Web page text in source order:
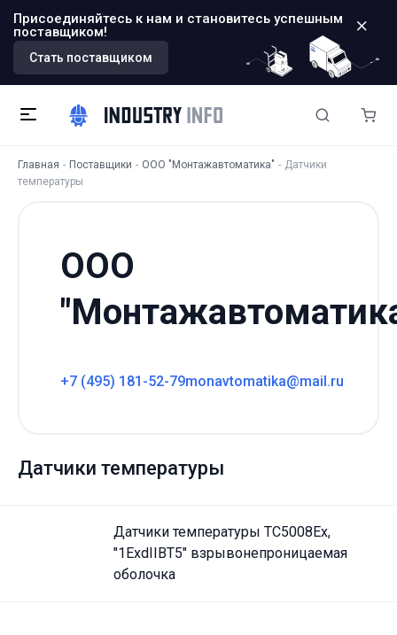
Присоединяйтесь к нам и становитесь успешным
поставщиком!
Стать поставщиком
Главная Поставщики ООО "Монтажавтоматика"
Датчики
температуры
ООО
+7 (495) 181-52-79monavtomatika@mail.ru
Датчики температуры
Датчики температуры ТС5008Ех,
"1ExdIIBT5" взрывонепроницаемая
оболочка